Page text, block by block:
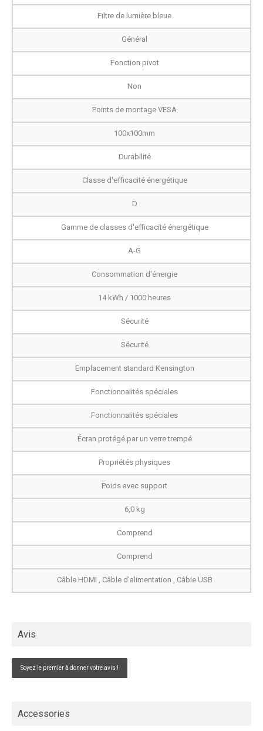
Filtre de lumière bleue
Général
Fonction pivot
Non
Points de montage VESA
100x100mm
Durabilité
Classe d'efficacité énergétique
D
Gamme de classes d'efficacité énergétique
A-G
Consommation d'énergie
14 kWh / 1000 heures
Sécurité
Sécurité
Emplacement standard Kensington
Fonctionnalités spéciales
Fonctionnalités spéciales
Écran protégé par un verre trempé
Propriétés physiques
Poids avec support
6,0 kg
Comprend
Comprend
Câble HDMI , Câble d'alimentation , Câble USB
Avis
Soyez le premier à donner votre avis !
Accessories